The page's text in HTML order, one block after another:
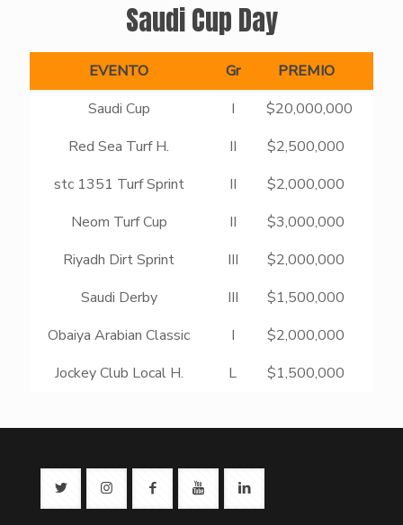
Saudi Cup Day
EVENTO Gr
PREMIO
Saudi Cup
I $20,000,000
Red Sea Turf H.
II $2,500,000
stc 1351 Turf Sprint
II $2,000,000
Neom Turf Cup
II $3,000,000
Riyadh Dirt Sprint
III $2,000,000
Saudi Derby
III
$1,500,000
Obaiya Arabian Classic
I $2,000,000
Jockey Club Local H.
L $1,500,000